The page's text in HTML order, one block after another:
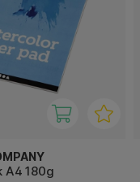
A4 180g